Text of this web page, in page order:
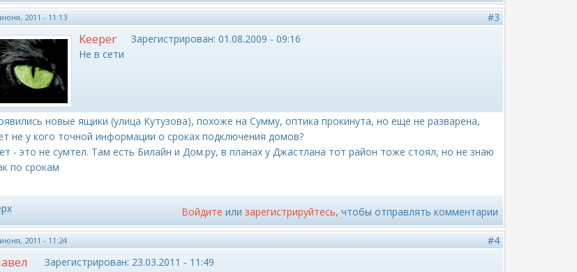
2011 - 11:13 #3
Keeper
Не в сети
Зарегистрирован: 01.08.2009 - 09:16
новые ящики (улица Кутузова), похоже на Сумму, оптика прокинута, но еще не разварена,
не у кого точной информации о сроках подключения домов?
- это не сумтел. Там есть Билайн и Дом.ру, в планах у Джастлана тот район тоже стоял, но не знаю
по срокам
Войдите или зарегистрируйтесь, чтобы отправлять комментарии
2011 - 11:24 #4
Зарегистрирован: 23.03.2011 - 11:49